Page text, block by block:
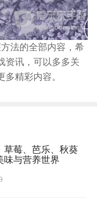
法的全部内容，希
资讯，可以多多关
精彩内容。
草莓、芭乐、秋葵
味与营养世界